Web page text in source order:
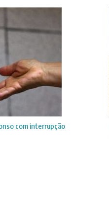
com interrupção